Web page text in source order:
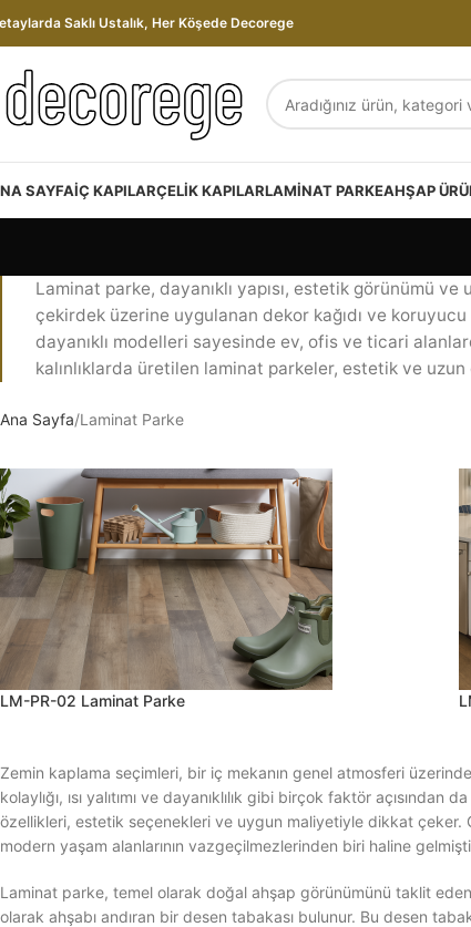
Saklı Ustalık, Her Köşede Decorege
SAYFAİÇ KAPILARÇELIK KAPILARLAMINAT PARKEAHŞAP
Laminat parke, dayanıklı yapısı, estetik görünümü
çekirdek üzerine uygulanan dekor kağıdı ve
dayanıklı modelleri sayesinde ev, ofis ve ticari
kalınlıklarda üretilen laminat parkeler, estetik ve
Ana Sayfa Laminat Parke
LM-PR-02 Laminat Parke
Zemin kaplama seçimleri, bir iç mekanın genel atmosferi
kolaylığı, ısı yalıtımı ve dayanıklılık gibi birçok faktör
özellikleri, estetik seçenekleri ve uygun maliyetiyle dikkat çeker.
modern yaşam alanlarının vazgeçilmezlerinden biri haline
Laminat parke, temel olarak doğal ahşap görünümünü taklit
olarak ahşabı andıran bir desen tabakası bulunur. Bu desen